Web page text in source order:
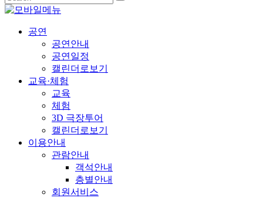
공연
공연안내
공연일정
캘린더로보기
교육·체험
교육
체험
3D 극장투어
캘린더로보기
이용안내
관람안내
객석안내
층별안내
회원서비스